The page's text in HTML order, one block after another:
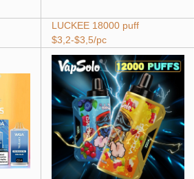
LUCKEE 18000 puff
$3,2-$3,5/pc